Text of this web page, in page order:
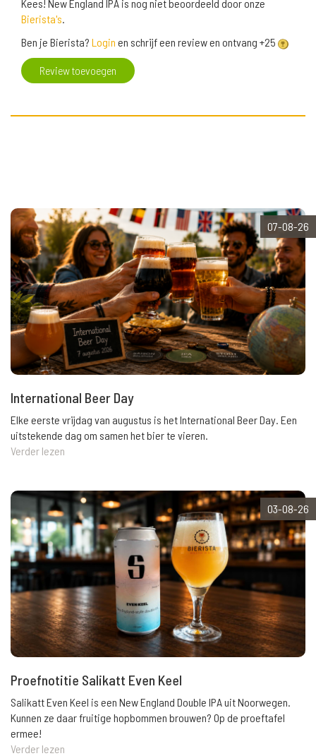
Kees! New England IPA is nog niet beoordeeld door onze
Bierista's.
Ben je Bierista? Login en schrijf een review en ontvang +25
Review toevoegen
07-08-26
International Beer Day
Elke eerste vrijdag van augustus is het International Beer Day. Een
uitstekende dag om samen het bier te vieren.
Verder lezen
03-08-26
Proefnotitie Salikatt Even Keel
Salikatt Even Keel is een New England Double IPA uit Noorwegen.
Kunnen ze daar fruitige hopbommen brouwen? Op de proeftafel
ermee!
Verder lezen